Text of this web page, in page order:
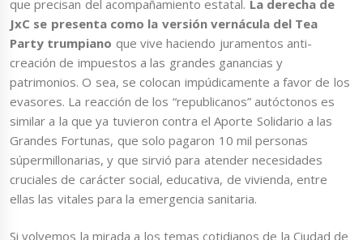
que precisan del acompañamiento estatal. La derecha de
JxC se presenta como la versión vernácula del Tea
Party trumpiano que vive haciendo juramentos anti-
creación de impuestos a las grandes ganancias y
patrimonios. O sea, se colocan impúdicamente a favor de los
evasores. La reacción de los “republicanos” autóctonos es
similar a la que ya tuvieron contra el Aporte Solidario a las
Grandes Fortunas, que solo pagaron 10 mil personas
súpermillonarias, y que sirvió para atender necesidades
cruciales de carácter social, educativa, de vivienda, entre
ellas las vitales para la emergencia sanitaria.
Si volvemos la mirada a los temas cotidianos de la Ciudad de